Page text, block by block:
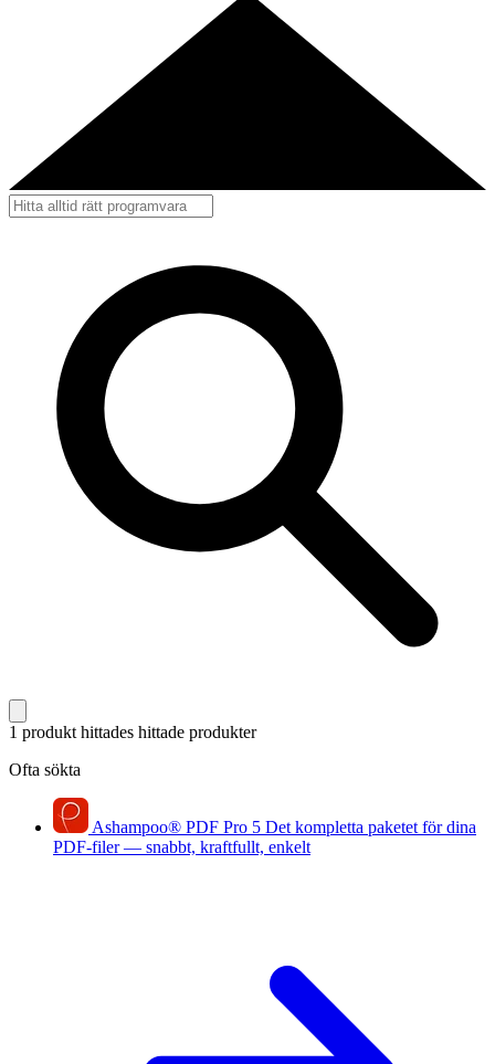
1 produkt hittades hittade produkter
Ofta sökta
Ashampoo® PDF Pro 5 Det kompletta paketet för dina
PDF-filer — snabbt, kraftfullt, enkelt